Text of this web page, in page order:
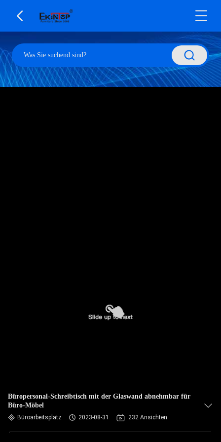
Büropersonal-Schreibtisch mit der Glaswand abnehmbar für
Büro-Möbel
Büroarbeitsplatz 2023-08-31 232 Ansichten